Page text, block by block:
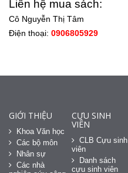
Liên hệ mua sách:
Cô Nguyễn Thị Tâm
Điện thoại: 0906805929
GIỚI THIỆU
Khoa Văn học
Các bộ môn
Nhân sự
Các nhà
CỰU SINH
VIÊN
CLB Cựu sinh
viên
Danh sách
cựu sinh viên